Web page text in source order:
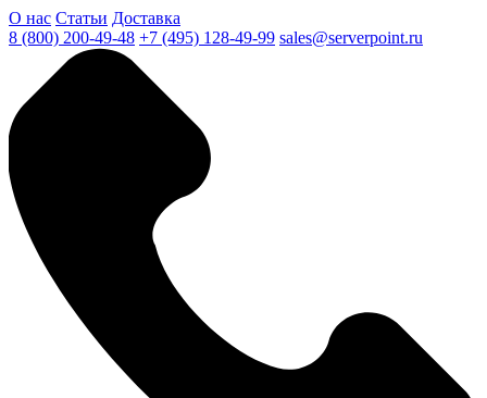
О нас Статьи Доставка
8 (800) 200-49-48 +7 (495) 128-49-99 sales@serverpoint.ru